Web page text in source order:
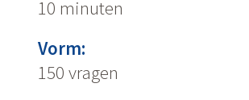
10 minuten
Vorm:
150 vragen